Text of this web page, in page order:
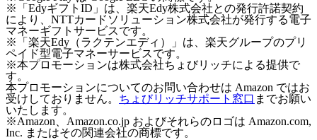
※「EdyギフトID」は、楽天Edy株式会社との発行許諾契約
により、NTTカードソリューション株式会社が発行する電子
マネーギフトサービスです。
※「楽天Edy（ラクテンエディ）」は、楽天グループのプリ
ペイド型電子マネーサービスです。
※本プロモーションは株式会社ちょびリッチによる提供で
す。
本プロモーションについてのお問い合わせは Amazon ではお
受けしておりません。 ちょびリッチサポート窓口 までお願い
いたします。
※Amazon、Amazon.co.jp およびそれらのロゴは Amazon.com,
Inc. またはその関連会社の商標です。